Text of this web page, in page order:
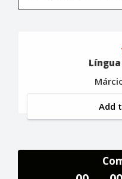
Add